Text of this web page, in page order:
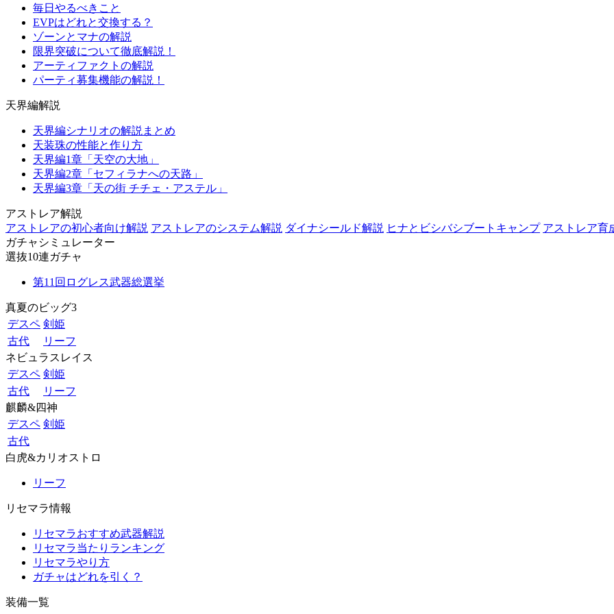
毎日やるべきこと
EVPはどれと交換する？
ゾーンとマナの解説
限界突破について徹底解説！
アーティファクトの解説
パーティ募集機能の解説！
天界編解説
天界編シナリオの解説まとめ
天装珠の性能と作り方
天界編1章「天空の大地」
天界編2章「セフィラナへの天路」
天界編3章「天の街 チチェ・アステル」
アストレア解説
アストレアの初心者向け解説 アストレアのシステム解説 ダイナシールド解説 ヒナとビシバシブートキャンプ アストレア育
ガチャシミュレーター
選抜10連ガチャ
第11回ログレス武器総選挙
真夏のビッグ3
デスペ 剣姫
古代
リーフ
ネビュラスレイス
デスペ 剣姫
古代
リーフ
麒麟&四神
デスペ 剣姫
古代
白虎&カリオストロ
リーフ
リセマラ情報
リセマラおすすめ武器解説
リセマラ当たりランキング
リセマラやり方
ガチャはどれを引く？
装備一覧